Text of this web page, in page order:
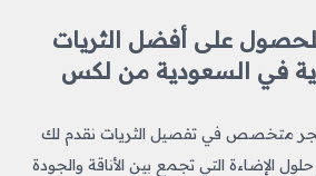
على أفضل الثريات
في السعودية من لكس
متخصص في تفصيل الثريات نقدم لك
الإضاءة التي تجمع بين الأناقة والجودة